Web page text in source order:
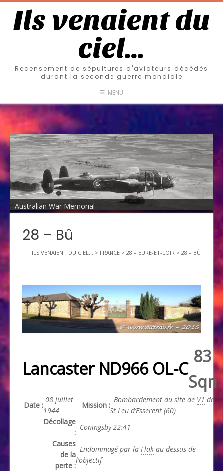
Ils venaient du
ciel…
Recensement de sépultures d'aviateurs décédés
durant la seconde guerre mondiale
MENU
Australian War Memorial
28 – Bû
ILS VENAIENT DU CIEL... > FRANCE > 28 – EURE-ET-LOIR > 28 – BÛ
Lancaster ND966 OL-C
83
Sqn
Date :
08 juillet
1944
Mission :
Bombardement du site de V1 de
St Leu d’Esserent (60)
Décollage
:
Coningsby 22:41
Causes
de la
perte :
Endommagé par la Flak au-dessus de
l’objectif